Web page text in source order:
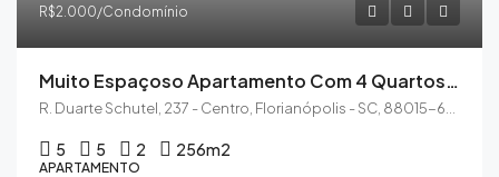
R$2.000/Condomínio
Muito Espaçoso Apartamento Com 4 Quartos A 200 Metros Da Beira Mar Norte
5 5 2 256m2
APARTAMENTO